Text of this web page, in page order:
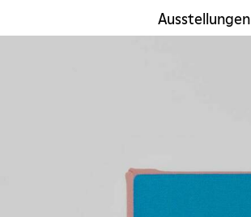
Ausstellungen